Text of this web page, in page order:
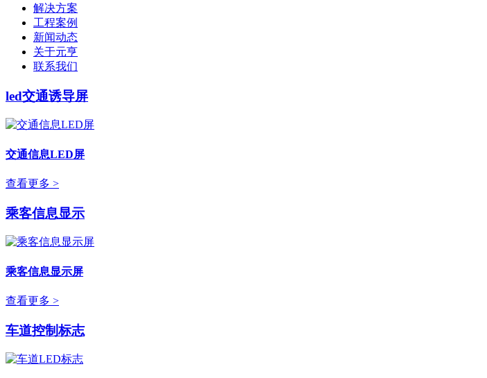
解决方案
工程案例
新闻动态
关于元亨
联系我们
led交通诱导屏
交通信息LED屏
查看更多 >
乘客信息显示
乘客信息显示屏
查看更多 >
车道控制标志